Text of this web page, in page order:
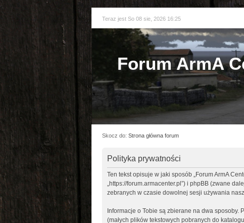
Teraz jest So 08 sie, 2026 16:25
Forum ArmA
Skocz do: Strona główna forum
Polityka prywatności
Ten tekst opisuje w jaki sposób „Forum ArmA
„https://forum.armacenter.pl”) i phpBB (zwane
zebranych w czasie dowolnej sesji używania
Informacje o Tobie są zbierane na dwa sposoby.
(małych plików tekstowych pobranych do